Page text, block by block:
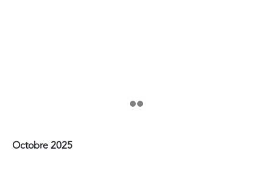
Octobre 2025